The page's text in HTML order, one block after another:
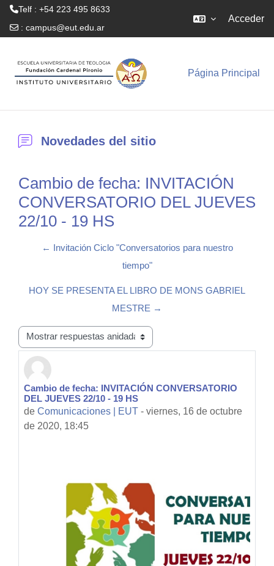
Telf : +54 223 495 8633
: campus@eut.edu.ar
Acceder
Página Principal
Novedades del sitio
Cambio de fecha: INVITACIÓN
CONVERSATORIO DEL JUEVES
22/10 - 19 HS
← Invitación Ciclo "Conversatorios para nuestro
tiempo"
HOY SE PRESENTA EL LIBRO DE MONS GABRIEL
MESTRE →
Mostrar modo
Cambio de fecha: INVITACIÓN CONVERSATORIO
DEL JUEVES 22/10 - 19 HS
de Comunicaciones | EUT - viernes, 16 de octubre
de 2020, 18:45
Número de respuestas: 0